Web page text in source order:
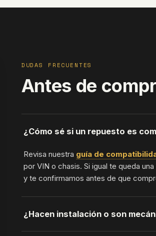
DUDAS FRECUENTES
Antes de
¿Cómo sé si un repuesto es
Revisa nuestra guía de
por VIN o chasis. Si igual te queda
y te confirmamos antes de que
¿Hacen instalación o son